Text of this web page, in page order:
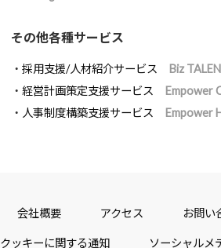
その他各種サービス
採用支援/人材紹介サービス
Biz
経営計画策定支援サービス
Empower
人事制度構築支援サービス
Empower
会社概要 アクセス お問い
クッキーに関する通知 ソーシャルメ